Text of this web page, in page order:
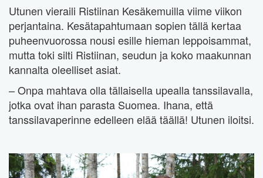
Utunen vieraili Ristiinan Kesäkemuilla viime viikon
perjantaina. Kesätapahtumaan sopien tällä kertaa
puheenvuorossa nousi esille hieman leppoisammat,
mutta toki silti Ristiinan, seudun ja koko maakunnan
kannalta oleelliset asiat.
– Onpa mahtava olla tällaisella upealla tanssilavalla,
jotka ovat ihan parasta Suomea. Ihana, että
tanssilavaperinne edelleen elää täällä! Utunen iloitsi.